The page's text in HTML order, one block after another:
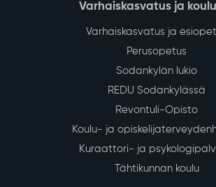
Varhaiskasvatus ja
Varhaiskasvatus ja
Perusopetus
Sodankylän lukio
REDU Sodankylässä
Revontuli-Opisto
Koulu- ja
Kuraattori- ja
Tähtikunnan koulu